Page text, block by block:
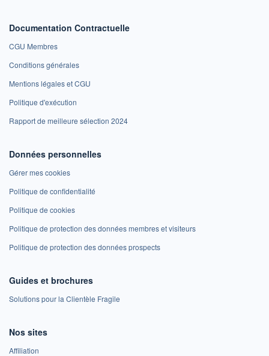
Documentation Contractuelle
CGU Membres
Conditions générales
Mentions légales et CGU
Politique d'exécution
Rapport de meilleure sélection 2024
Données personnelles
Gérer mes cookies
Politique de confidentialité
Politique de cookies
Politique de protection des données membres et visiteurs
Politique de protection des données prospects
Guides et brochures
Solutions pour la Clientèle Fragile
Nos sites
Affiliation